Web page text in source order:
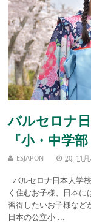
バルセロナ
『小・中学
ESJAPON 20, 11
バルセロナ日本人学
く住むお子様、日本
習得したいお子様な
日本の公立小 ...